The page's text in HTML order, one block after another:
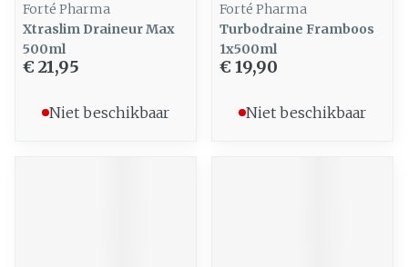
Forté Pharma
Xtraslim Draineur Max
500ml
€ 21,95
Niet beschikbaar
Forté Pharma
Turbodraine Framboos
1x500ml
€ 19,90
Niet beschikbaar